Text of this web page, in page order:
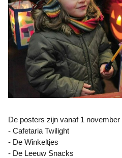
De posters zijn vanaf 1
- Cafetaria Twilight
- De Winkeltjes
- De Leeuw Snacks